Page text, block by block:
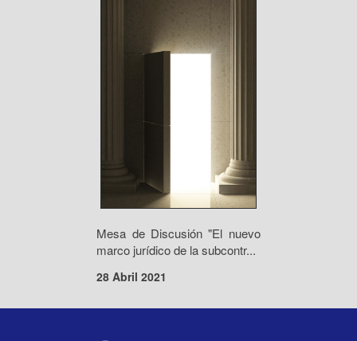
Mesa de Discusión "El nuevo
marco jurídico de la subcontr...
28 Abril 2021